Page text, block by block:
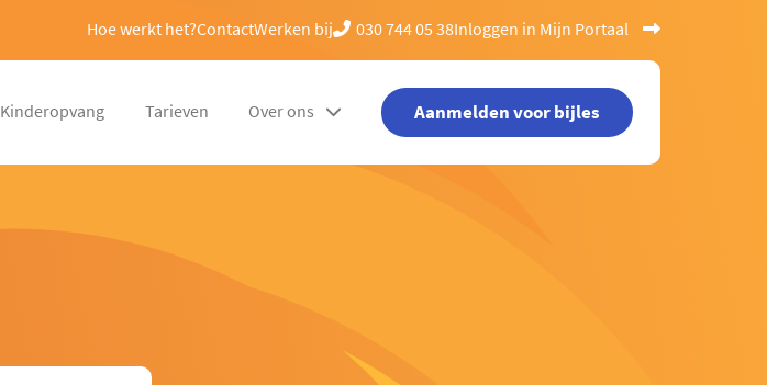
Hoe werkt het?ContactWerken bij 030 744 05 38Inloggen in Mijn Portaal
Kinderopvang Tarieven Over ons Aanmelden voor bijles